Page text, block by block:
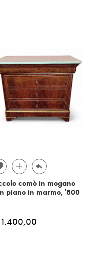
comò in mogano
piano in marmo, '800